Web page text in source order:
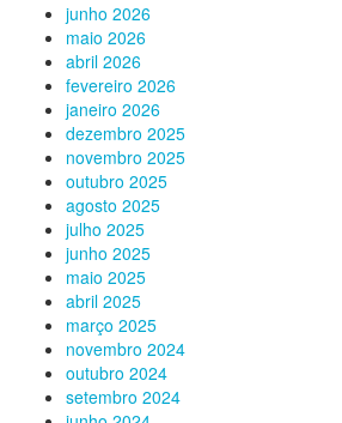
junho 2026
maio 2026
abril 2026
fevereiro 2026
janeiro 2026
dezembro 2025
novembro 2025
outubro 2025
agosto 2025
julho 2025
junho 2025
maio 2025
abril 2025
março 2025
novembro 2024
outubro 2024
setembro 2024